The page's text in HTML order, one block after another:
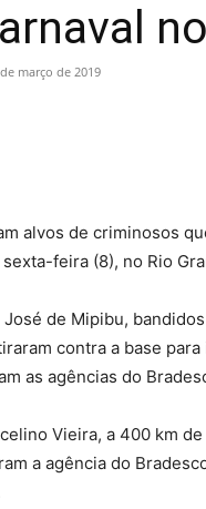
março de 2019
alvos de criminosos
feira (8), no Rio
José de Mipibu,
contra a base
as agências do
Vieira, a 400 km
a agência do